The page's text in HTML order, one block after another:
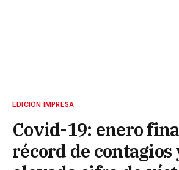
EDICIÓN IMPRESA
Covid-19: enero
récord de contagios